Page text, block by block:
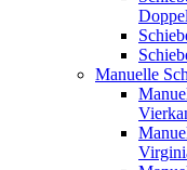
Manuelle